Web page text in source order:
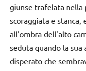
giunse trafelata nella
scoraggiata e stanca,
all’ombra dell’alto
seduta quando la
disperato che